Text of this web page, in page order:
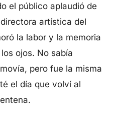
el público aplaudió de
artística del
la labor y la memoria
ojos. No sabía
pero fue la misma
el día que volví al